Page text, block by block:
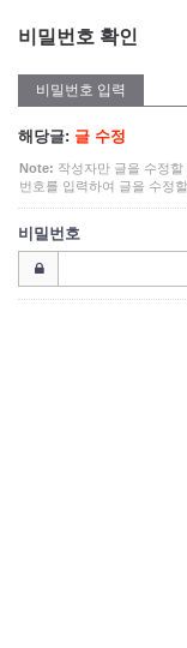
비밀번호 확인
비밀번호 입력
해당글: 글 수정
Note: 작성자만 글을 수정
번호를 입력하여 글을 수정
비밀번호